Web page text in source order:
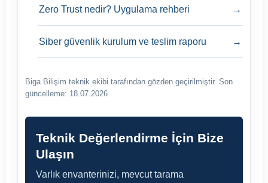
Zero Trust nedir? Uygulama rehberi →
Siber güvenlik kurulum ve teslim raporu →
Biga Bilişim teknik ekibi tarafından gözden geçirilmiştir. Son
güncelleme: 18.07.2026
Teknik Değerlendirme İçin Bize
Ulaşın
Varlık envanterinizi, mevcut tarama